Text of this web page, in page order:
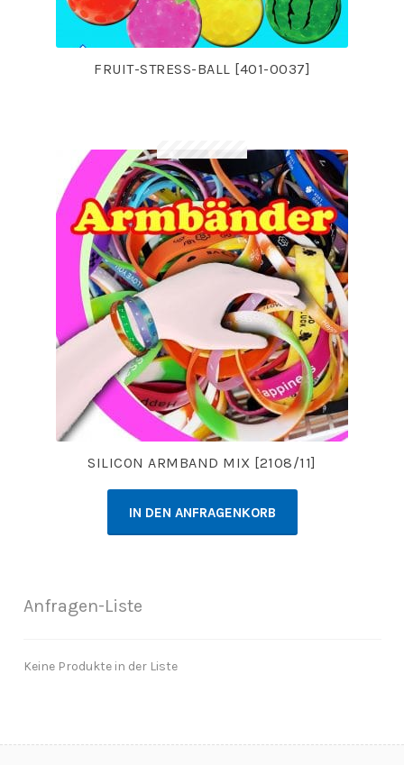
FRUIT-STRESS-BALL [401-0037]
SILICON ARMBAND MIX [2108/11]
IN DEN ANFRAGENKORB
Anfragen-Liste
Keine Produkte in der Liste